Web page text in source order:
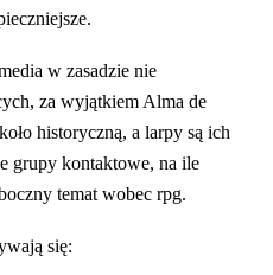
w zasadzie nie
za wyjątkiem Alma de
historyczną, a larpy są ich
grupy kontaktowe, na ile
temat wobec rpg.
się: